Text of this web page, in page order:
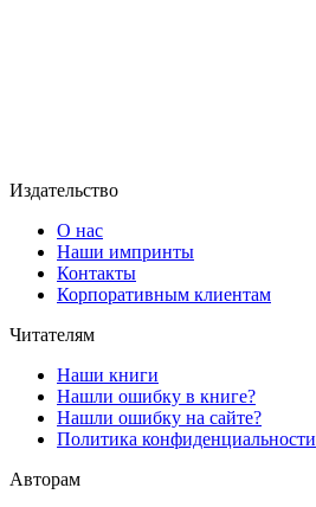
Издательство
О нас
Наши импринты
Контакты
Корпоративным клиентам
Читателям
Наши книги
Нашли ошибку в книге?
Нашли ошибку на сайте?
Политика конфиденциальности
Авторам